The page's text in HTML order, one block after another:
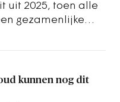
uit 2025, toen alle
gezamenlijke
veiligheid.
kunnen nog dit